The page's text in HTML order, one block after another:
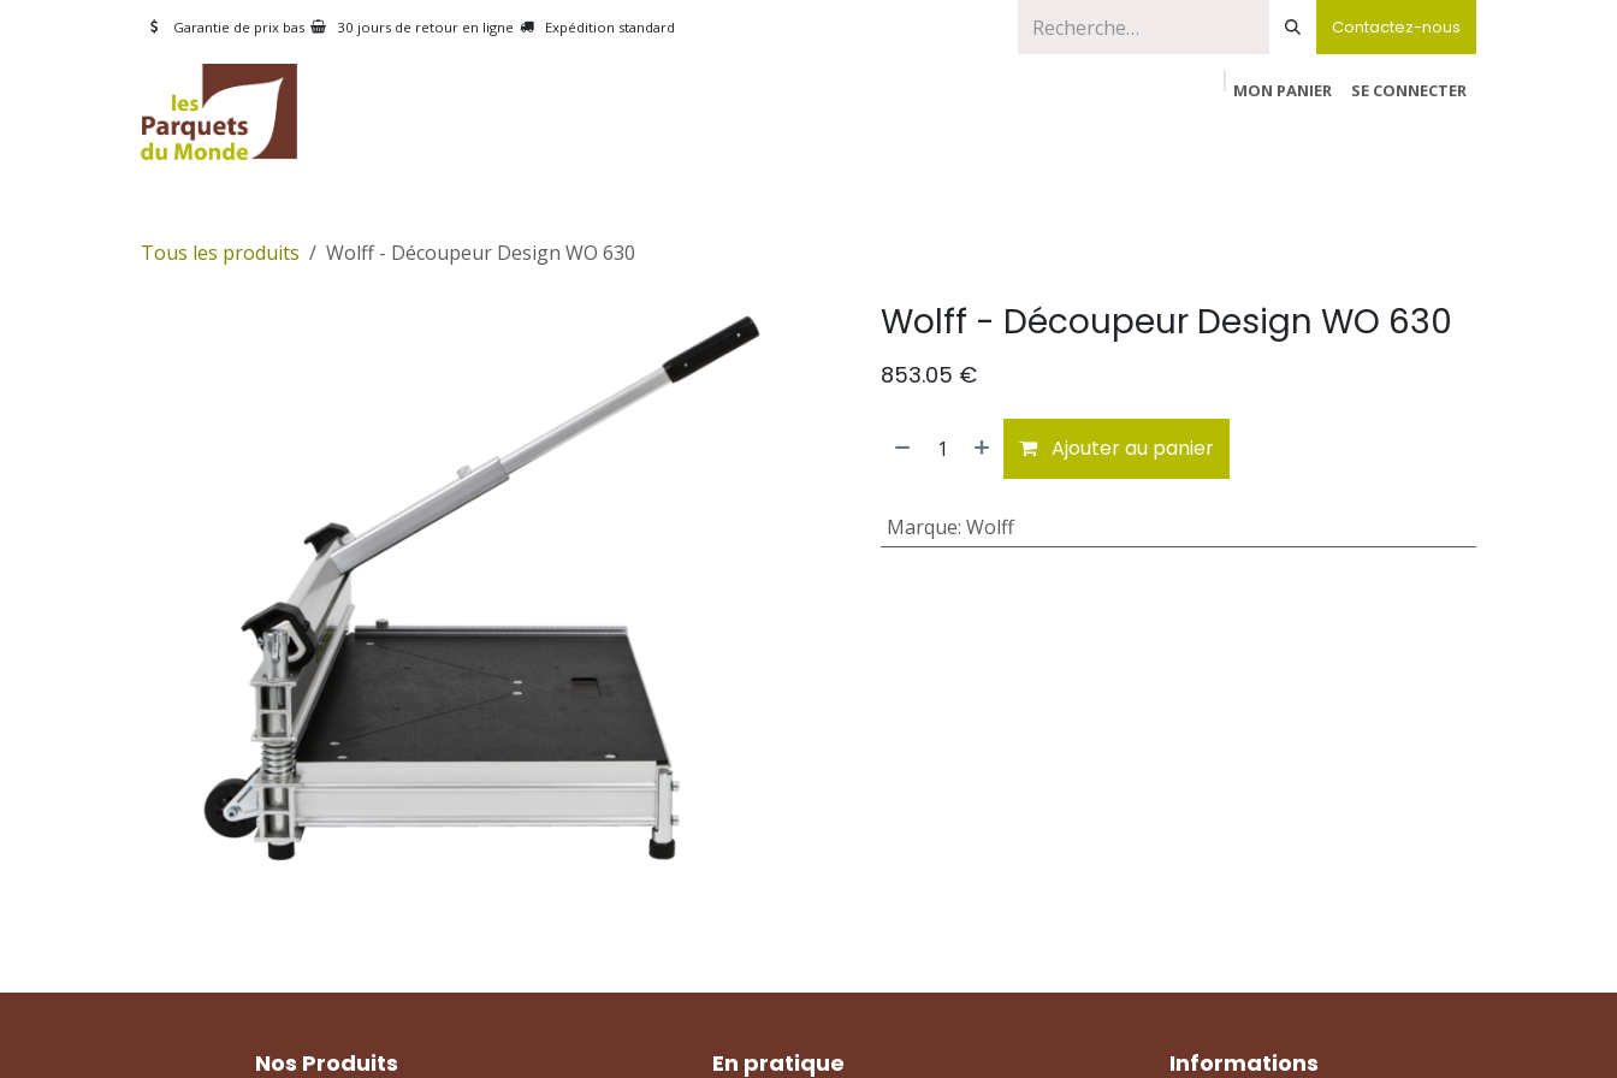
Se rendre au contenu
Garantie de prix bas 30 jours de retour en ligne Expédition standard Contactez-nous
MON PANIER
SE CONNECTER
Tous les produits Wolff - Découpeur Design WO 630
Wolff - Découpeur Design WO 630
853.05 €
Ajouter au panier
Marque: Wolff
Nos Produits En pratique Informations